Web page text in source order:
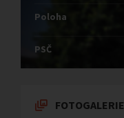
Poloha
PSČ
FOTOGALERIE